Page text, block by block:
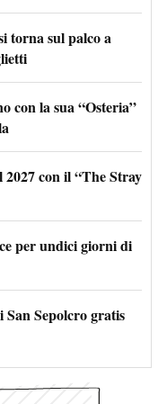
torna sul palco a
con la sua “Osteria”
con il “The Stray
per undici giorni di
Sepolcro gratis